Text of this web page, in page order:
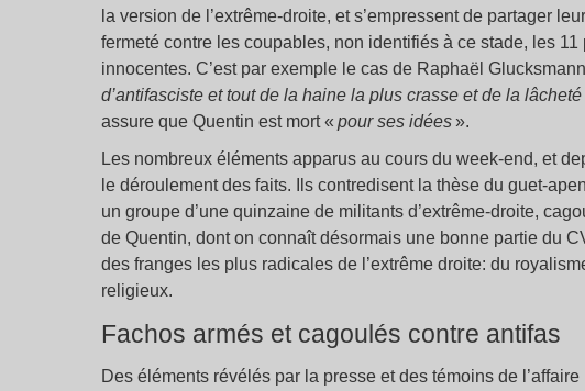
la version de l’extrême-droite, et s’empressent de partager
fermeté contre les coupables, non identifiés à ce stade, les
innocentes. C’est par exemple le cas de Raphaël
d’antifasciste et tout de la haine la plus crasse et de la
assure que Quentin est mort « pour ses idées».
Les nombreux éléments apparus au cours du week-end, et
le déroulement des faits. Ils contredisent la thèse du guet-
un groupe d’une quinzaine de militants d’extrême-droite,
de Quentin, dont on connaît désormais une bonne partie du
des franges les plus radicales de l’extrême droite: du
religieux.
Fachos armés et cagoulés contre antifas
Des éléments révélés par la presse et des témoins de